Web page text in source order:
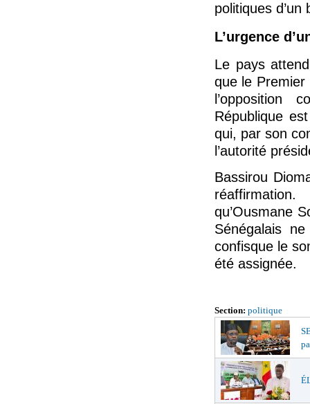
politiques
L’urgence
Le pays
que le Premier
l’opposition
République
qui, par son
l’autorité
Bassirou
qu’Ousmane
Sénégalais
confisque le
été assignée.
Section: politique